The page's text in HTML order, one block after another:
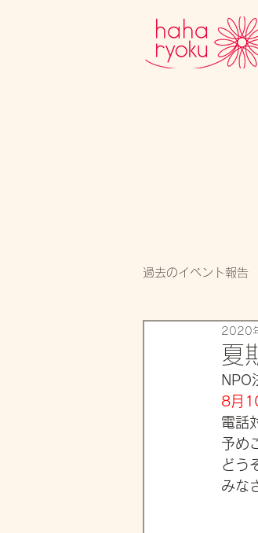
過去のイベント報告
スタッフのつ
夏
2020
NPO
8月
電話
予め
どう
みな